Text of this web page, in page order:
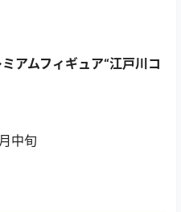
アムフィギュア“江戸川コ
中旬